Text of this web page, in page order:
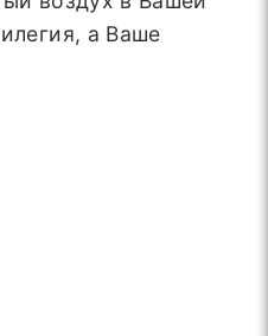
а Ваше